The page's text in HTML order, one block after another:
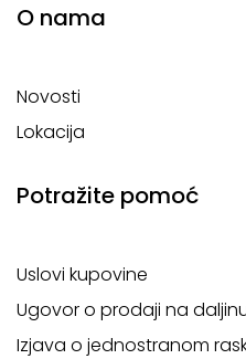
O nama
Novosti
Lokacija
Potražite pomoć
Uslovi kupovine
Ugovor o prodaji na
Izjava o jednostranom